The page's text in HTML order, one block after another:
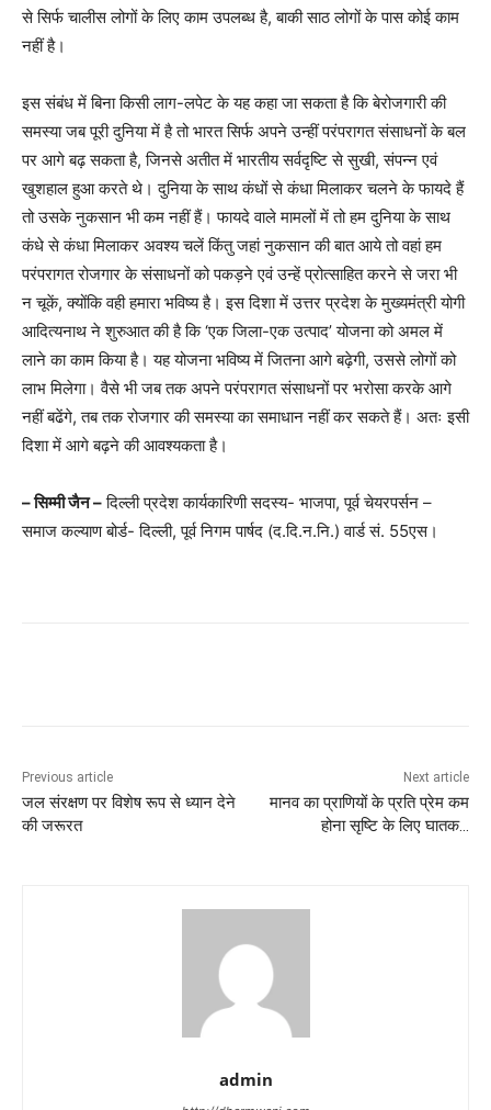
से सिर्फ चालीस लोगों के लिए काम उपलब्ध है, बाकी साठ लोगों के पास कोई काम
नहीं है।
इस संबंध में बिना किसी लाग-लपेट के यह कहा जा सकता है कि बेरोजगारी की
समस्या जब पूरी दुनिया में है तो भारत सिर्फ अपने उन्हीं परंपरागत संसाधनों के बल
पर आगे बढ़ सकता है, जिनसे अतीत में भारतीय सर्वदृष्टि से सुखी, संपन्न एवं
खुशहाल हुआ करते थे। दुनिया के साथ कंधों से कंधा मिलाकर चलने के फायदे हैं
तो उसके नुकसान भी कम नहीं हैं। फायदे वाले मामलों में तो हम दुनिया के साथ
कंधे से कंधा मिलाकर अवश्य चलें किंतु जहां नुकसान की बात आये तो वहां हम
परंपरागत रोजगार के संसाधनों को पकड़ने एवं उन्हें प्रोत्साहित करने से जरा भी
न चूकें, क्योंकि वही हमारा भविष्य है। इस दिशा में उत्तर प्रदेश के मुख्यमंत्री योगी
आदित्यनाथ ने शुरुआत की है कि ‘एक जिला-एक उत्पाद’ योजना को अमल में
लाने का काम किया है। यह योजना भविष्य में जितना आगे बढ़ेगी, उससे लोगों को
लाभ मिलेगा। वैसे भी जब तक अपने परंपरागत संसाधनों पर भरोसा करके आगे
नहीं बढेंगे, तब तक रोजगार की समस्या का समाधान नहीं कर सकते हैं। अतः इसी
दिशा में आगे बढ़ने की आवश्यकता है।
– सिम्मी जैन –दिल्ली प्रदेश कार्यकारिणी सदस्य- भाजपा, पूर्व चेयरपर्सन –
समाज कल्याण बोर्ड- दिल्ली, पूर्व निगम पार्षद (द.दि.न.नि.) वार्ड सं. 55एस।
Previous article
जल संरक्षण पर विशेष रूप से ध्यान देने
की जरूरत
Next article
मानव का प्राणियों के प्रति प्रेम कम
होना सृष्टि के लिए घातक…
admin